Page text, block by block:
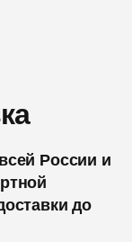
России и
до